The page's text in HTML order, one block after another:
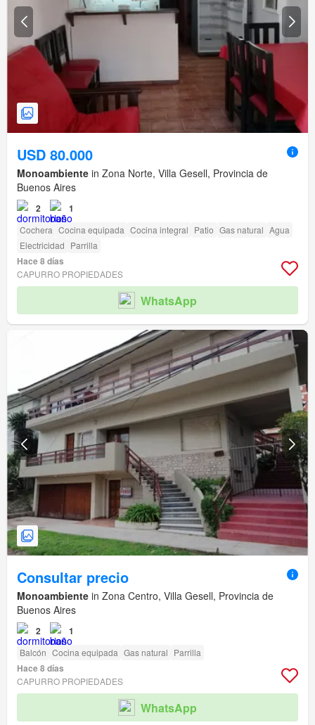
USD 80.000
Monoambiente in Zona Norte, Villa Gesell, Provincia de
Buenos Aires
2 1
Cochera Cocina equipada Cocina integral Patio Gas natural Agua
Electricidad Parrilla
Hace 8 días
CAPURRO PROPIEDADES
WhatsApp
Consultar precio
Monoambiente in Zona Centro, Villa Gesell, Provincia de
Buenos Aires
2 1
Balcón Cocina equipada Gas natural Parrilla
Hace 8 días
CAPURRO PROPIEDADES
WhatsApp